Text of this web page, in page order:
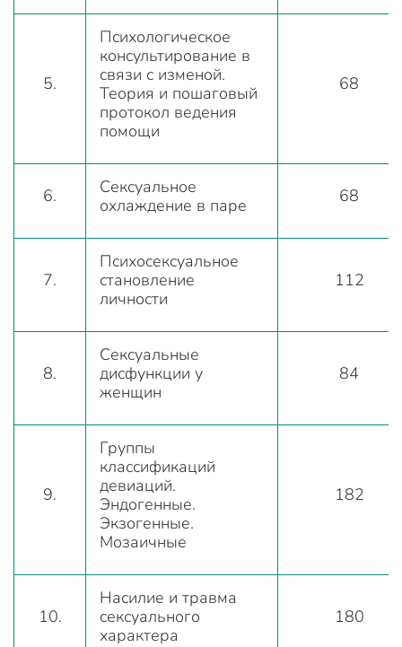
5.
Психологическое
консультирование в
связи с изменой.
Теория и пошаговый
протокол ведения
помощи
68
6.
Сексуальное
охлаждение в паре
68
7.
Психосексуальное
становление
личности
112
8.
Сексуальные
дисфункции у
женщин
84
9.
Группы
классификаций
девиаций.
Эндогенные.
Экзогенные.
Мозаичные
182
10.
Насилие и травма
сексуального
характера
180